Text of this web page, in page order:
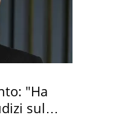
"Ha
sul